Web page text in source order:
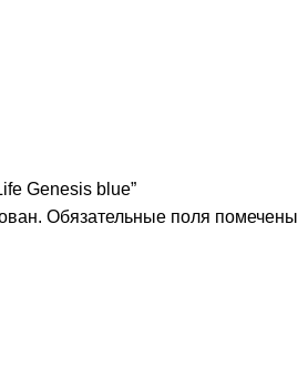
Genesis blue”
Обязательные поля помечены